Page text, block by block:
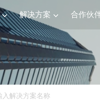
解决方案 合作伙